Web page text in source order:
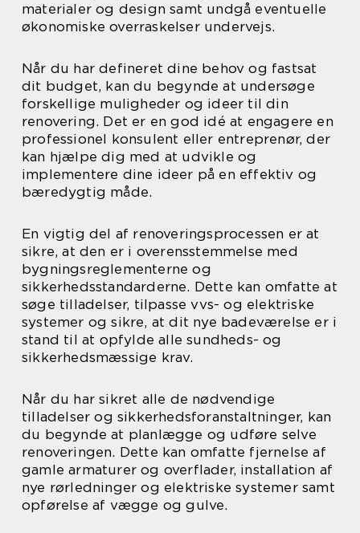
materialer og design samt undgå eventuelle
økonomiske overraskelser undervejs.
Når du har defineret dine behov og fastsat
dit budget, kan du begynde at undersøge
forskellige muligheder og ideer til din
renovering. Det er en god idé at engagere en
professionel konsulent eller entreprenør, der
kan hjælpe dig med at udvikle og
implementere dine ideer på en effektiv og
bæredygtig måde.
En vigtig del af renoveringsprocessen er at
sikre, at den er i overensstemmelse med
bygningsreglementerne og
sikkerhedsstandarderne. Dette kan omfatte at
søge tilladelser, tilpasse vvs- og elektriske
systemer og sikre, at dit nye badeværelse er i
stand til at opfylde alle sundheds- og
sikkerhedsmæssige krav.
Når du har sikret alle de nødvendige
tilladelser og sikkerhedsforanstaltninger, kan
du begynde at planlægge og udføre selve
renoveringen. Dette kan omfatte fjernelse af
gamle armaturer og overflader, installation af
nye rørledninger og elektriske systemer samt
opførelse af vægge og gulve.